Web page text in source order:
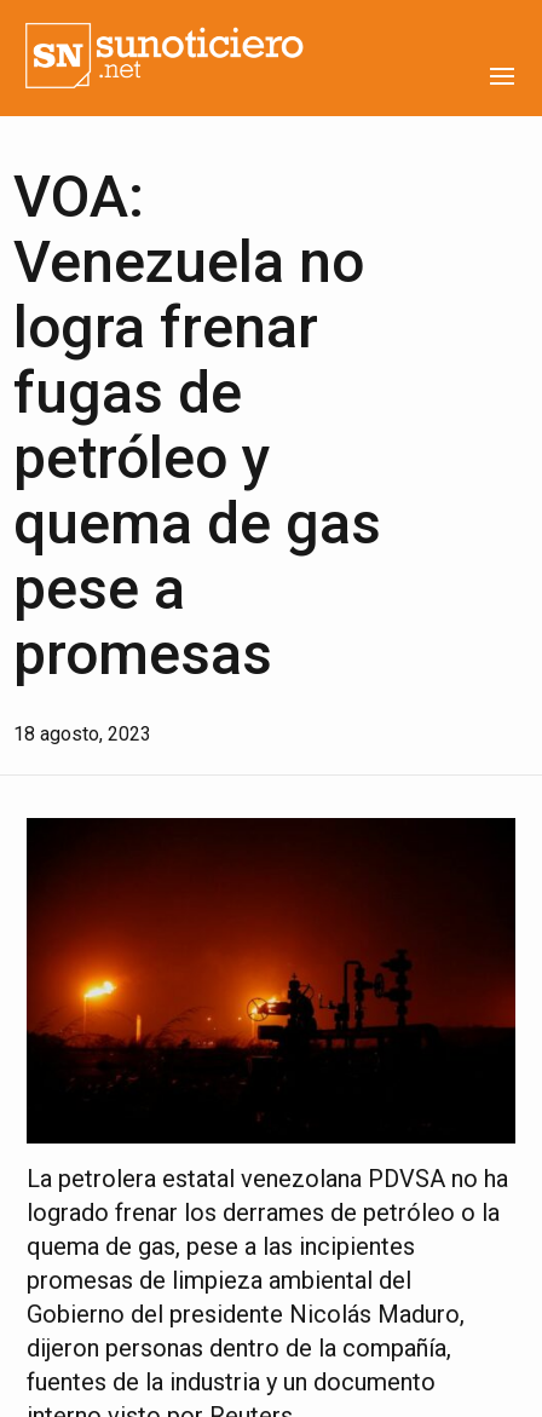
VOA:
Venezuela no
logra frenar
fugas de
petróleo y
quema de gas
pese a
promesas
18 agosto, 2023
La petrolera estatal venezolana PDVSA no ha
logrado frenar los derrames de petróleo o la
quema de gas, pese a las incipientes
promesas de limpieza ambiental del
Gobierno del presidente Nicolás Maduro,
dijeron personas dentro de la compañía,
fuentes de la industria y un documento